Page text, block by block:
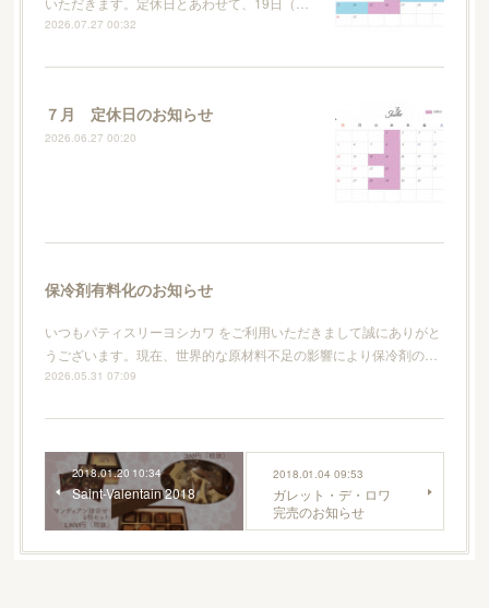
2026.07.27 00:32
７月 定休日のお知らせ
2026.06.27 00:20
保冷剤有料化のお知らせ
いつもパティスリーヨシカワ をご利用いただきまして誠にありがと
うございます。現在、世界的な原材料不足の影響により保冷剤の…
2026.05.31 07:09
2018.01.20 10:34
Saint-Valentain 2018
2018.01.04 09:53
ガレット・デ・ロワ
完売のお知らせ